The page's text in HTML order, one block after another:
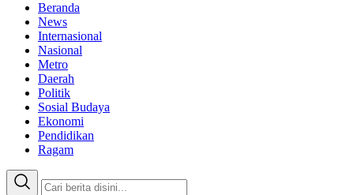
Beranda
News
Internasional
Nasional
Metro
Daerah
Politik
Sosial Budaya
Ekonomi
Pendidikan
Ragam